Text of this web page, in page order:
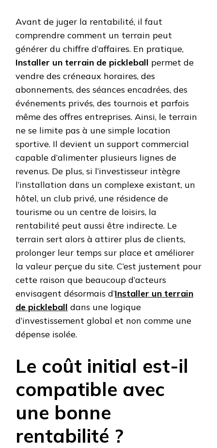
Avant de juger la rentabilité, il faut
comprendre comment un terrain peut
générer du chiffre d’affaires. En pratique,
Installer un terrain de pickleball permet de
vendre des créneaux horaires, des
abonnements, des séances encadrées, des
événements privés, des tournois et parfois
même des offres entreprises. Ainsi, le terrain
ne se limite pas à une simple location
sportive. Il devient un support commercial
capable d’alimenter plusieurs lignes de
revenus. De plus, si l’investisseur intègre
l’installation dans un complexe existant, un
hôtel, un club privé, une résidence de
tourisme ou un centre de loisirs, la
rentabilité peut aussi être indirecte. Le
terrain sert alors à attirer plus de clients,
prolonger leur temps sur place et améliorer
la valeur perçue du site. C’est justement pour
cette raison que beaucoup d’acteurs
envisagent désormais d’Installer un terrain
de pickleball dans une logique
d’investissement global et non comme une
dépense isolée.
Le coût initial est-il
compatible avec
une bonne
rentabilité ?